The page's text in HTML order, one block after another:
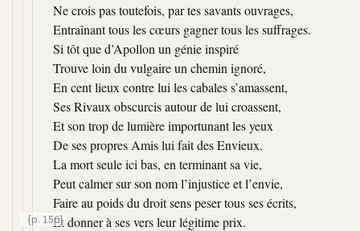
Ne crois pas toutefois, par tes savants ouvrages,
Entraînant tous les cœurs gagner tous les suffrages.
Si tôt que d’Apollon un génie inspiré
Trouve loin du vulgaire un chemin ignoré,
En cent lieux contre lui les cabales s’amassent,
Ses Rivaux obscurcis autour de lui croassent,
Et son trop de lumière importunant les yeux
De ses propres Amis lui fait des Envieux.
La mort seule ici bas, en terminant sa vie,
Peut calmer sur son nom l’injustice et l’envie,
Faire au poids du droit sens peser tous ses écrits,
{p. 156}Et donner à ses vers leur légitime prix.